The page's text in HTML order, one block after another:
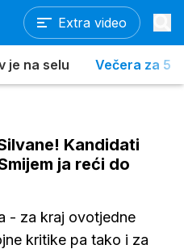
Extra video
je na selu Večera za 5
Kandidati
ja reći do
- za kraj ovotjedne
kritike pa tako i za